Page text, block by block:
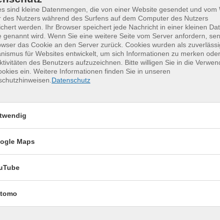
für unvergessliche
17
09:30 – 12:30 Uhr
VHS, Annenstr. 10
sind kleine Datenmengen, die von einer Website gesendet und vom
des Nutzers während des Surfens auf dem Computer des Nutzers
werden. Ihr Browser speichert jede Nachricht in einer kleinen
genannt wird. Wenn Sie eine weitere Seite vom Server anfordern,
das Cookie an den Server zurück. Cookies wurden als
für Websites entwickelt, um sich Informationen zu merken
des Benutzers aufzuzeichnen. Bitte willigen Sie in die
ein. Weitere Informationen finden Sie in unseren
Datenschutz
Maps